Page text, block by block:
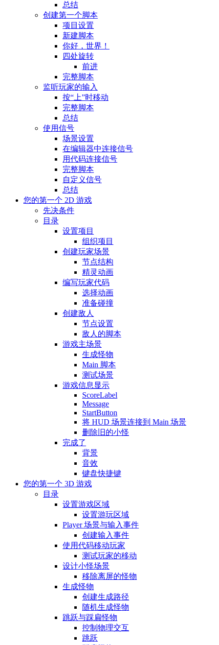
总结
创建第一个脚本
项目设置
新建脚本
你好，世界！
四处旋转
前进
完整脚本
监听玩家的输入
按“上”时移动
完整脚本
总结
使用信号
场景设置
在编辑器中连接信号
用代码连接信号
完整脚本
自定义信号
总结
您的第一个 2D 游戏
先决条件
目录
设置项目
组织项目
创建玩家场景
节点结构
精灵动画
编写玩家代码
选择动画
准备碰撞
创建敌人
节点设置
敌人的脚本
游戏主场景
生成怪物
Main 脚本
测试场景
游戏信息显示
ScoreLabel
Message
StartButton
将 HUD 场景连接到 Main 场景
删除旧的小怪
完成了
背景
音效
键盘快捷键
您的第一个 3D 游戏
目录
设置游戏区域
设置游玩区域
Player 场景与输入事件
创建输入事件
使用代码移动玩家
测试玩家的移动
设计小怪场景
移除离屏的怪物
生成怪物
创建生成路径
随机生成怪物
跳跃与踩扁怪物
控制物理交互
跳跃